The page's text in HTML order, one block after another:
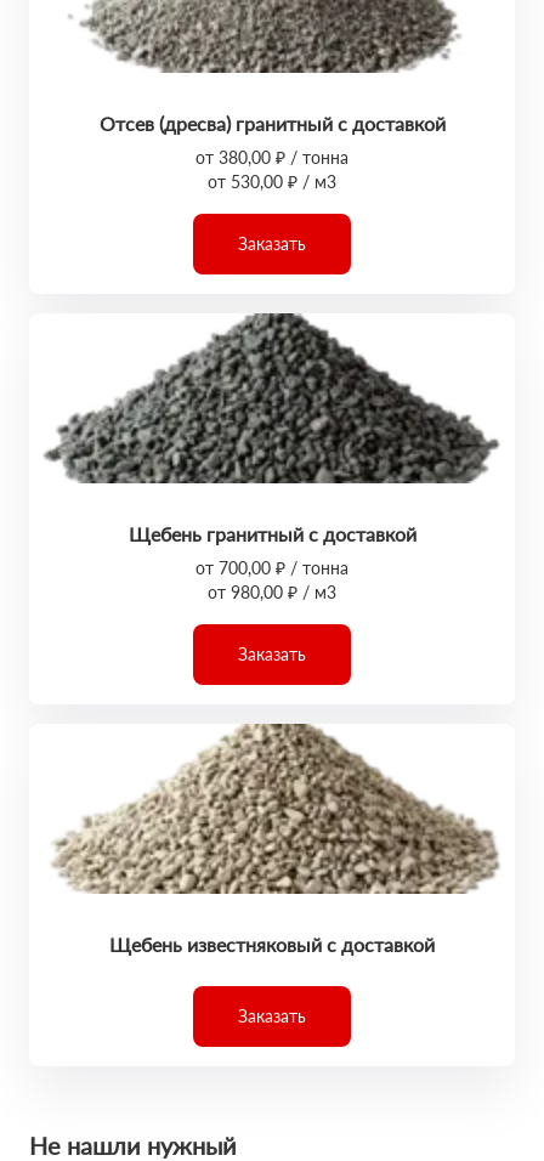
Отсев (дресва) гранитный с доставкой
от 380,00 ₽ / тонна
от 530,00 ₽ / м3
Заказать
Щебень гранитный с доставкой
от 700,00 ₽ / тонна
от 980,00 ₽ / м3
Заказать
Щебень известняковый с доставкой
Заказать
Не нашли нужный